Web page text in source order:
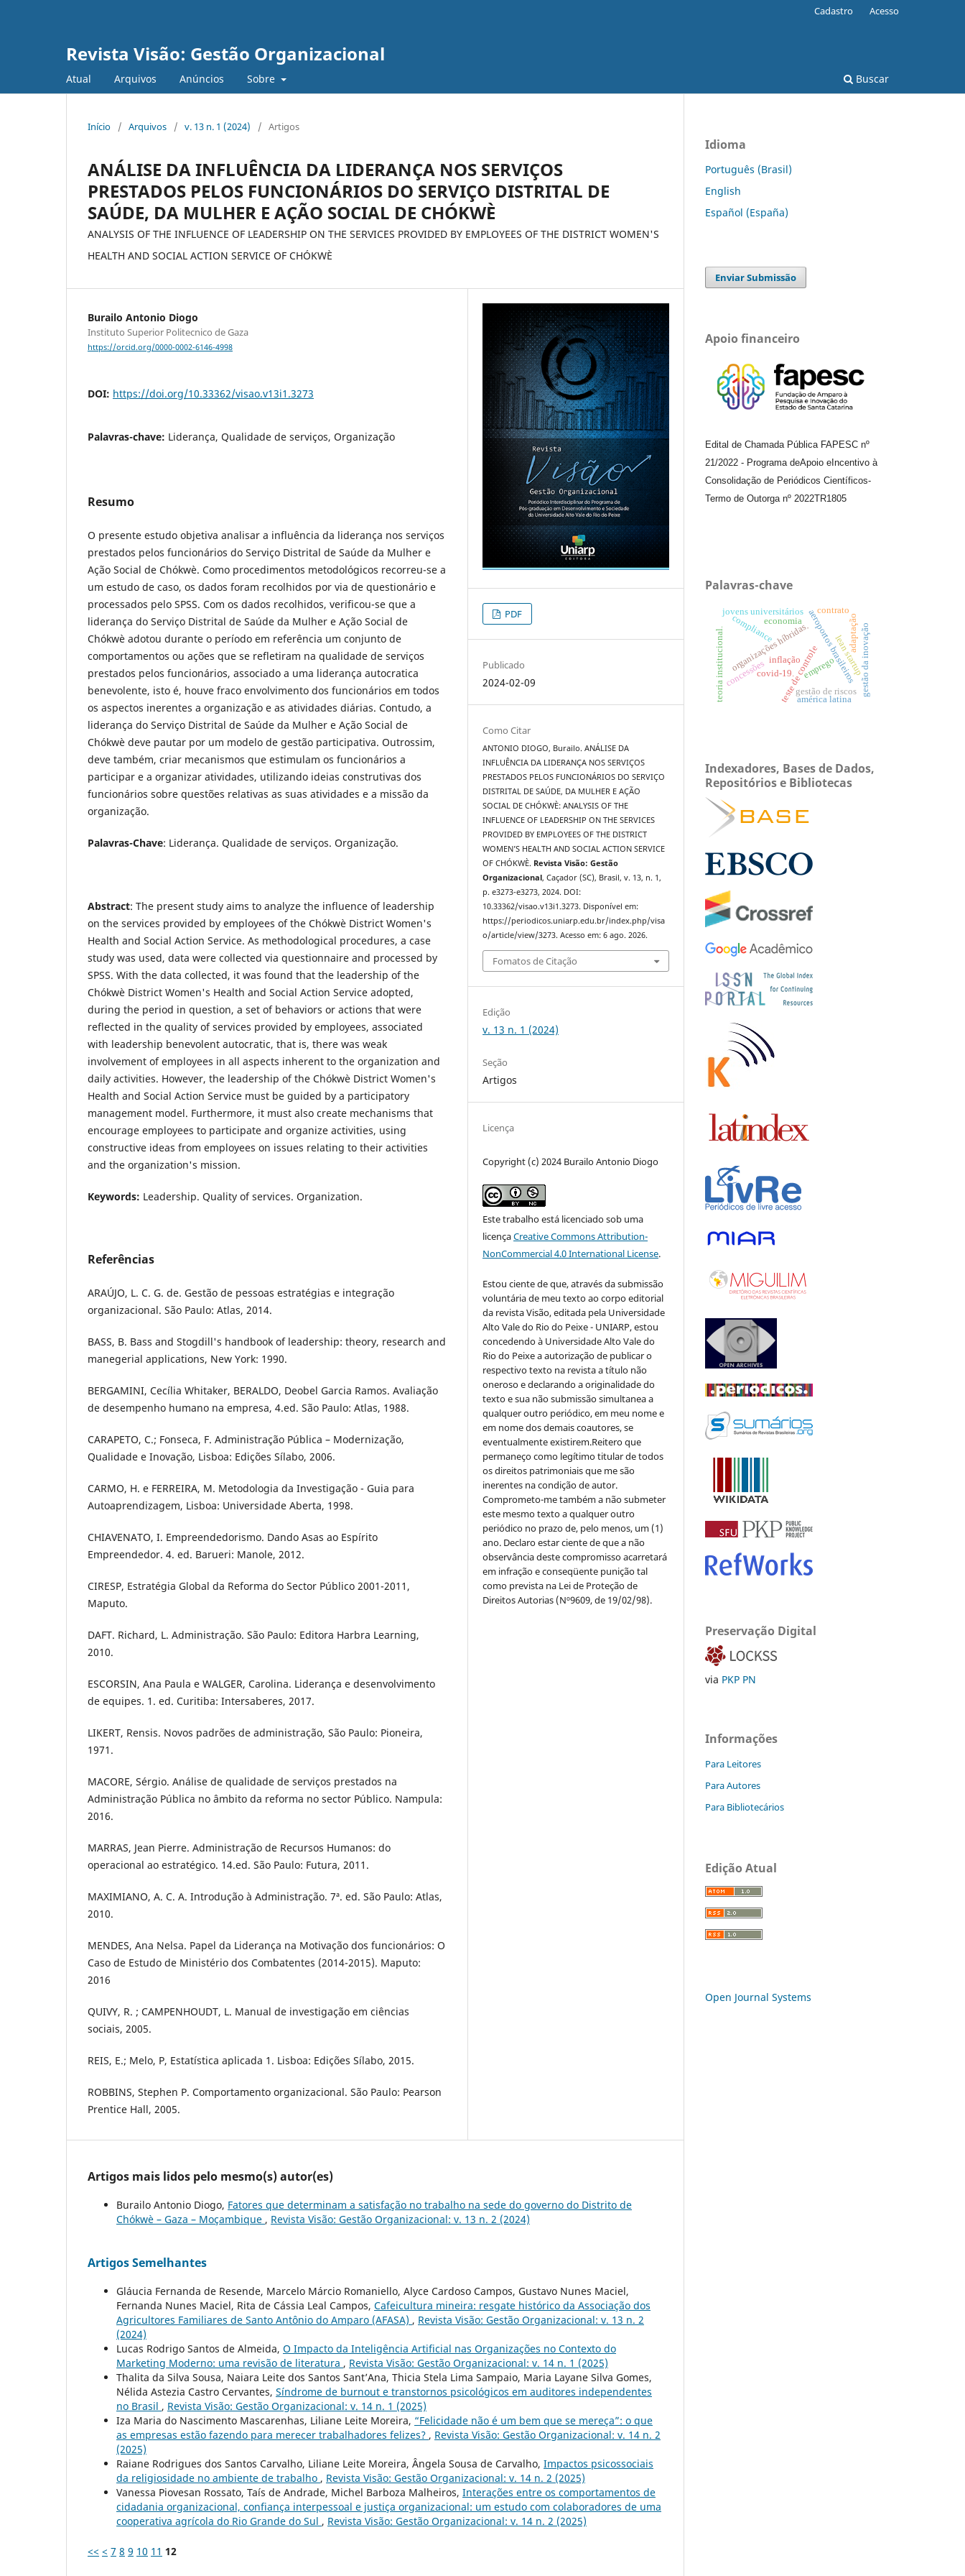
Revista Visão: Gestão Organizacional
Atual Arquivos Anúncios Sobre Buscar
Cadastro Acesso
Início / Arquivos / v. 13 n. 1 (2024) / Artigos
ANÁLISE DA INFLUÊNCIA DA LIDERANÇA NOS SERVIÇOS
PRESTADOS PELOS FUNCIONÁRIOS DO SERVIÇO DISTRITAL DE
SAÚDE, DA MULHER E AÇÃO SOCIAL DE CHÓKWÈ
ANALYSIS OF THE INFLUENCE OF LEADERSHIP ON THE SERVICES PROVIDED BY EMPLOYEES OF THE DISTRICT WOMEN'S
HEALTH AND SOCIAL ACTION SERVICE OF CHÓKWÈ
Burailo Antonio Diogo
Instituto Superior Politecnico de Gaza
https://orcid.org/0000-0002-6146-4998
DOI: https://doi.org/10.33362/visao.v13i1.3273
Palavras-chave: Liderança, Qualidade de serviços, Organização
Resumo
O presente estudo objetiva analisar a influência da liderança nos serviços
prestados pelos funcionários do Serviço Distrital de Saúde da Mulher e
Ação Social de Chókwè. Como procedimentos metodológicos recorreu-se a
um estudo de caso, os dados foram recolhidos por via de questionário e
processados pelo SPSS. Com os dados recolhidos, verificou-se que a
liderança do Serviço Distrital de Saúde da Mulher e Ação Social de
Chókwè adotou durante o período em referência um conjunto de
comportamentos ou ações que se refletiram na qualidade de serviços
prestados pelos funcionários, associado a uma liderança autocratica
benevolente, isto é, houve fraco envolvimento dos funcionários em todos
os aspectos inerentes a organização e as atividades diárias. Contudo, a
liderança do Serviço Distrital de Saúde da Mulher e Ação Social de
Chókwè deve pautar por um modelo de gestão participativa. Outrossim,
deve também, criar mecanismos que estimulam os funcionários a
participar e a organizar atividades, utilizando ideias construtivas dos
funcionários sobre questões relativas as suas atividades e a missão da
organização.
Palavras-Chave: Liderança. Qualidade de serviços. Organização.
Abstract: The present study aims to analyze the influence of leadership
on the services provided by employees of the Chókwè District Women's
Health and Social Action Service. As methodological procedures, a case
study was used, data were collected via questionnaire and processed by
SPSS. With the data collected, it was found that the leadership of the
Chókwè District Women's Health and Social Action Service adopted,
during the period in question, a set of behaviors or actions that were
reflected in the quality of services provided by employees, associated
with leadership benevolent autocratic, that is, there was weak
involvement of employees in all aspects inherent to the organization and
daily activities. However, the leadership of the Chókwè District Women's
Health and Social Action Service must be guided by a participatory
management model. Furthermore, it must also create mechanisms that
encourage employees to participate and organize activities, using
constructive ideas from employees on issues relating to their activities
and the organization's mission.
Keywords: Leadership. Quality of services. Organization.
Referências
ARAÚJO, L. C. G. de. Gestão de pessoas estratégias e integração
organizacional. São Paulo: Atlas, 2014.
BASS, B. Bass and Stogdill's handbook of leadership: theory, research and
manegerial applications, New York: 1990.
BERGAMINI, Cecília Whitaker, BERALDO, Deobel Garcia Ramos. Avaliação
de desempenho humano na empresa, 4.ed. São Paulo: Atlas, 1988.
CARAPETO, C.; Fonseca, F. Administração Pública – Modernização,
Qualidade e Inovação, Lisboa: Edições Sílabo, 2006.
CARMO, H. e FERREIRA, M. Metodologia da Investigação - Guia para
Autoaprendizagem, Lisboa: Universidade Aberta, 1998.
CHIAVENATO, I. Empreendedorismo. Dando Asas ao Espírito
Empreendedor. 4. ed. Barueri: Manole, 2012.
CIRESP, Estratégia Global da Reforma do Sector Público 2001-2011,
Maputo.
DAFT. Richard, L. Administração. São Paulo: Editora Harbra Learning,
2010.
ESCORSIN, Ana Paula e WALGER, Carolina. Liderança e desenvolvimento
de equipes. 1. ed. Curitiba: Intersaberes, 2017.
LIKERT, Rensis. Novos padrões de administração, São Paulo: Pioneira,
1971.
MACORE, Sérgio. Análise de qualidade de serviços prestados na
Administração Pública no âmbito da reforma no sector Público. Nampula:
2016.
MARRAS, Jean Pierre. Administração de Recursos Humanos: do
operacional ao estratégico. 14.ed. São Paulo: Futura, 2011.
MAXIMIANO, A. C. A. Introdução à Administração. 7ª. ed. São Paulo: Atlas,
2010.
MENDES, Ana Nelsa. Papel da Liderança na Motivação dos funcionários: O
Caso de Estudo de Ministério dos Combatentes (2014-2015). Maputo:
2016
QUIVY, R. ; CAMPENHOUDT, L. Manual de investigação em ciências
sociais, 2005.
REIS, E.; Melo, P, Estatística aplicada 1. Lisboa: Edições Sílabo, 2015.
ROBBINS, Stephen P. Comportamento organizacional. São Paulo: Pearson
Prentice Hall, 2005.
PDF
Publicado
2024-02-09
Como Citar
ANTONIO DIOGO, Burailo. ANÁLISE DA
INFLUÊNCIA DA LIDERANÇA NOS SERVIÇOS
PRESTADOS PELOS FUNCIONÁRIOS DO SERVIÇO
DISTRITAL DE SAÚDE, DA MULHER E AÇÃO
SOCIAL DE CHÓKWÈ: ANALYSIS OF THE
INFLUENCE OF LEADERSHIP ON THE SERVICES
PROVIDED BY EMPLOYEES OF THE DISTRICT
WOMEN’S HEALTH AND SOCIAL ACTION SERVICE
OF CHÓKWÈ. Revista Visão: Gestão
Organizacional, Caçador (SC), Brasil, v. 13, n. 1,
p. e3273-e3273, 2024. DOI:
10.33362/visao.v13i1.3273. Disponível em:
https://periodicos.uniarp.edu.br/index.php/visa
o/article/view/3273. Acesso em: 6 ago. 2026.
Fomatos de Citação
Edição
v. 13 n. 1 (2024)
Seção
Artigos
Licença
Copyright (c) 2024 Burailo Antonio Diogo
Este trabalho está licenciado sob uma
licençaCreative Commons Attribution-
NonCommercial 4.0 International License.
Estou ciente de que, através da submissão
voluntária de meu texto ao corpo editorial
da revista Visão, editada pela Universidade
Alto Vale do Rio do Peixe - UNIARP, estou
concedendo à Universidade Alto Vale do
Rio do Peixe a autorização de publicar o
respectivo texto na revista a título não
oneroso e declarando a originalidade do
texto e sua não submissão simultanea a
qualquer outro periódico, em meu nome e
em nome dos demais coautores, se
eventualmente existirem.Reitero que
permaneço como legítimo titular de todos
os direitos patrimoniais que me são
inerentes na condição de autor.
Comprometo-me também a não submeter
este mesmo texto a qualquer outro
periódico no prazo de, pelo menos, um (1)
ano. Declaro estar ciente de que a não
observância deste compromisso acarretará
em infração e conseqüente punição tal
como prevista na Lei de Proteção de
Direitos Autorias (Nº9609, de 19/02/98).
Artigos mais lidos pelo mesmo(s) autor(es)
Burailo Antonio Diogo, Fatores que determinam a satisfação no trabalho na sede do governo do Distrito de
Chókwè – Gaza – Moçambique , Revista Visão: Gestão Organizacional: v. 13 n. 2 (2024)
Artigos Semelhantes
Gláucia Fernanda de Resende, Marcelo Márcio Romaniello, Alyce Cardoso Campos, Gustavo Nunes Maciel,
Fernanda Nunes Maciel, Rita de Cássia Leal Campos, Cafeicultura mineira: resgate histórico da Associação dos
Agricultores Familiares de Santo Antônio do Amparo (AFASA) , Revista Visão: Gestão Organizacional: v. 13 n. 2
(2024)
Lucas Rodrigo Santos de Almeida, O Impacto da Inteligência Artificial nas Organizações no Contexto do
Marketing Moderno: uma revisão de literatura , Revista Visão: Gestão Organizacional: v. 14 n. 1 (2025)
Thalita da Silva Sousa, Naiara Leite dos Santos Sant’Ana, Thicia Stela Lima Sampaio, Maria Layane Silva Gomes,
Nélida Astezia Castro Cervantes, Síndrome de burnout e transtornos psicológicos em auditores independentes
no Brasil , Revista Visão: Gestão Organizacional: v. 14 n. 1 (2025)
Iza Maria do Nascimento Mascarenhas, Liliane Leite Moreira, “Felicidade não é um bem que se mereça”: o que
as empresas estão fazendo para merecer trabalhadores felizes? , Revista Visão: Gestão Organizacional: v. 14 n. 2
(2025)
Raiane Rodrigues dos Santos Carvalho, Liliane Leite Moreira, Ângela Sousa de Carvalho, Impactos psicossociais
da religiosidade no ambiente de trabalho , Revista Visão: Gestão Organizacional: v. 14 n. 2 (2025)
Vanessa Piovesan Rossato, Taís de Andrade, Michel Barboza Malheiros, Interações entre os comportamentos de
cidadania organizacional, confiança interpessoal e justiça organizacional: um estudo com colaboradores de uma
cooperativa agrícola do Rio Grande do Sul , Revista Visão: Gestão Organizacional: v. 14 n. 2 (2025)
<< < 7 8 9 10 11 12
Idioma
Português (Brasil)
English
Español (España)
Enviar Submissão
Apoio financeiro
Edital de Chamada Pública FAPESC nº
21/2022 - Programa deApoio e Incentivo à
Consolidação de Periódicos Científicos-
Termo de Outorga nº 2022TR1805
Palavras-chave
covid-19.
concessões aeroportos brasileiros
organizações híbridas.
teoria institucional. teste de controle
gestão de riscos
compliance
lean startupgestão da inovação
adaptação
jovens universitários
economia
emprego
contrato
inflação
américa latina
Indexadores, Bases de Dados,
Repositórios e Bibliotecas
Preservação Digital
via PKP PN
Informações
Para Leitores
Para Autores
Para Bibliotecários
Edição Atual
Open Journal Systems